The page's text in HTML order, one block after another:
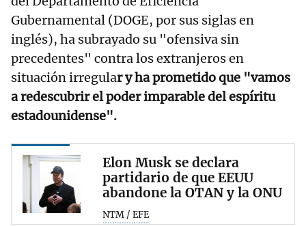
Gubernamental (DOGE, por sus siglas en
inglés), ha subrayado su "ofensiva sin
precedentes" contra los extranjeros en
situación irregular y ha prometido que "vamos
a redescubrir el poder imparable del espíritu
estadounidense".
Elon Musk se declara
partidario de que EEUU
abandone la OTAN y la ONU
NTM / EFE